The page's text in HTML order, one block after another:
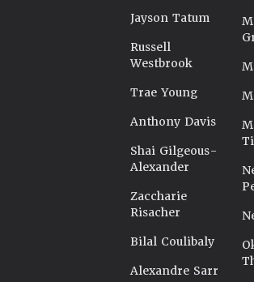
Jayson Tatum
Russell
Westbrook
Trae Young
Anthony Davis
Shai Gilgeous-
Alexander
Zaccharie
Risacher
Bilal Coulibaly
Alexandre Sarr